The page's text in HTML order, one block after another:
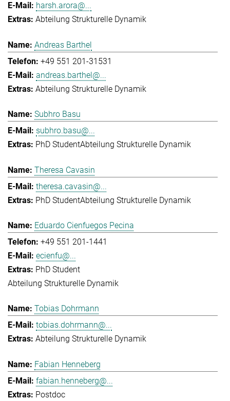
harsh.arora@...
Abteilung Strukturelle Dynamik
Andreas Barthel
+49 551 201-31531
andreas.barthel@...
Abteilung Strukturelle Dynamik
Subhro Basu
subhro.basu@...
PhD StudentAbteilung Strukturelle Dynamik
Theresa Cavasin
theresa.cavasin@...
PhD StudentAbteilung Strukturelle Dynamik
Eduardo Cienfuegos Pecina
+49 551 201-1441
ecienfu@...
PhD Student
Abteilung Strukturelle Dynamik
Tobias Dohrmann
tobias.dohrmann@...
Abteilung Strukturelle Dynamik
Fabian Henneberg
fabian.henneberg@...
Postdoc